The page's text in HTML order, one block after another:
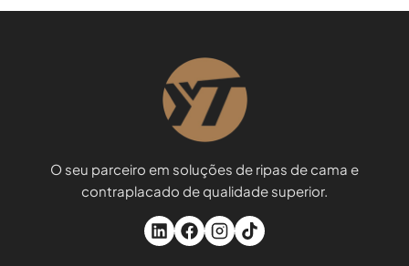
O seu parceiro em soluções de ripas de cama e
contraplacado de qualidade superior.